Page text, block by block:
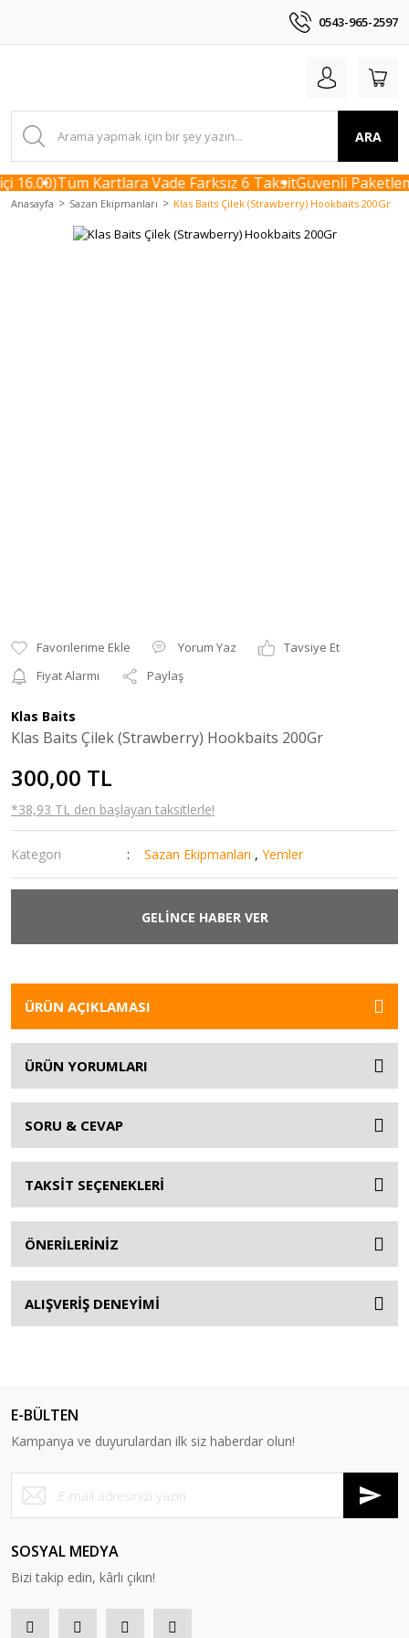
0543-965-2597
ARA
16.00)Tüm Kartlara Vade Farksız 6 TaksitGüvenli
Anasayfa Sazan Ekipmanları Klas Baits Çilek (Strawberry) Hookbaits 200Gr
Yorum Yaz
Tavsiye Et
Fiyat Alarmı
Paylaş
Klas Baits
Klas Baits Çilek (Strawberry) Hookbaits 200Gr
300,00 TL
*38,93 TL den başlayan taksitlerle!
Kategori Sazan Ekipmanları ,Yemler
GELİNCE HABER VER
ÜRÜN AÇIKLAMASI
ÜRÜN YORUMLARI
SORU & CEVAP
TAKSİT SEÇENEKLERİ
ÖNERİLERİNİZ
ALIŞVERİŞ DENEYİMİ
E-BÜLTEN
Kampanya ve duyurulardan ilk siz haberdar olun!
SOSYAL MEDYA
Bizi takip edin, kârlı çıkın!